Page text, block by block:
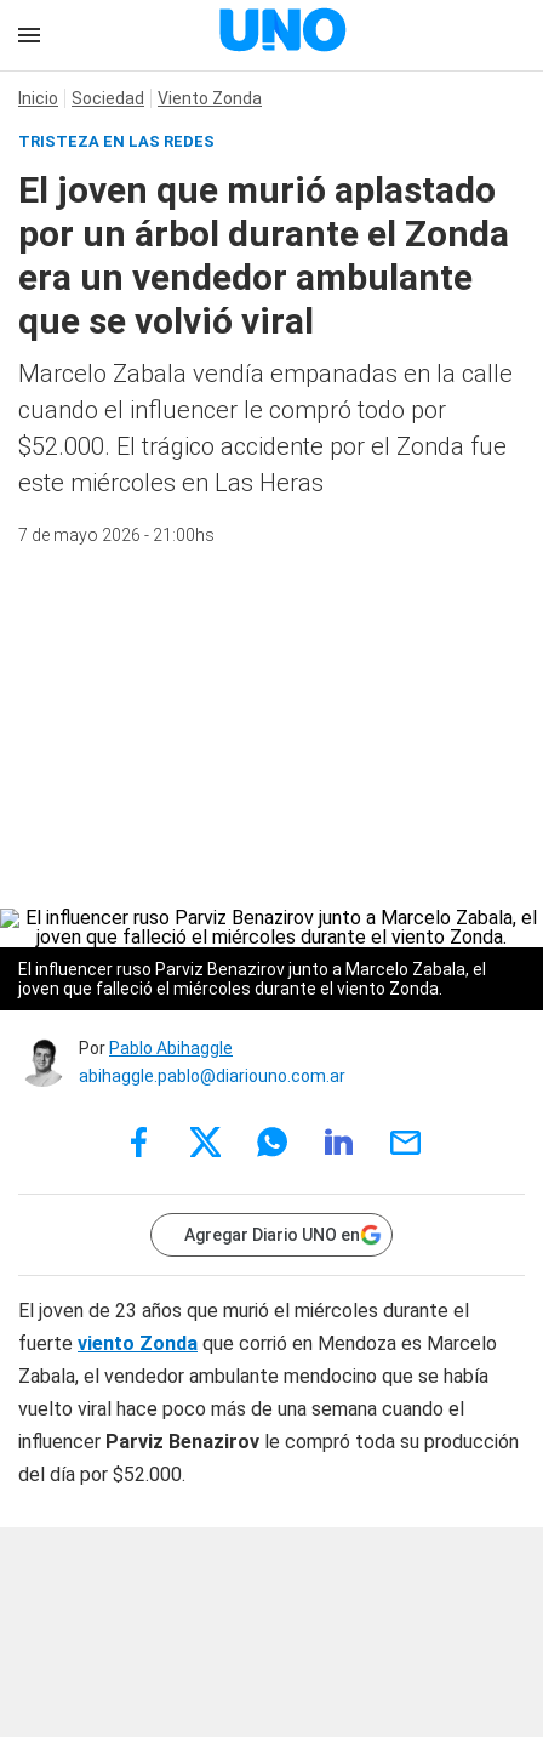
Inicio Sociedad Viento Zonda
TRISTEZA EN LAS REDES
El joven que murió aplastado
por un árbol durante el Zonda
era un vendedor ambulante
que se volvió viral
Marcelo Zabala vendía empanadas en la calle
cuando el influencer le compró todo por
$52.000. El trágico accidente por el Zonda fue
este miércoles en Las Heras
7 de mayo 2026 - 21:00hs
El influencer ruso Parviz Benazirov junto a Marcelo Zabala, el
joven que falleció el miércoles durante el viento Zonda.
Por Pablo Abihaggle
abihaggle.pablo@diariouno.com.ar
Agregar Diario UNO en
El joven de 23 años que murió el miércoles durante el
fuerte viento Zonda que corrió en Mendoza es Marcelo
Zabala, el vendedor ambulante mendocino que se había
vuelto viral hace poco más de una semana cuando el
influencer Parviz Benazirov le compró toda su producción
del día por $52.000.